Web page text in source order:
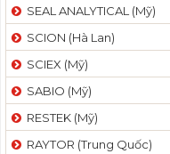
SEAL ANALYTICAL (Mỹ)
SCION (Hà Lan)
SCIEX (Mỹ)
SABIO (Mỹ)
RESTEK (Mỹ)
RAYTOR (Trung Quốc)